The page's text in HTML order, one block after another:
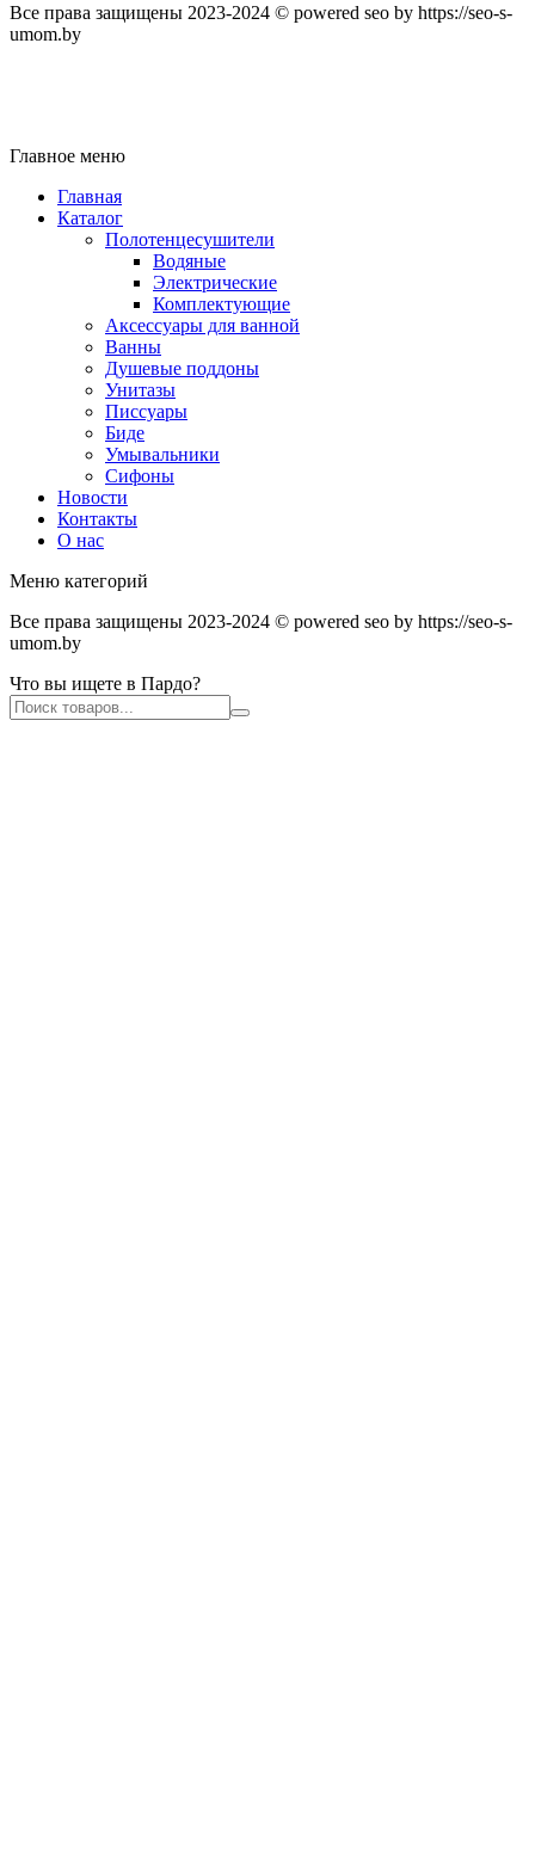
Все права защищены 2023-2024 © powered seo by https://seo-s-
umom.by
Главное меню
Главная
Каталог
Полотенцесушители
Водяные
Электрические
Комплектующие
Аксессуары для ванной
Ванны
Душевые поддоны
Унитазы
Писсуары
Биде
Умывальники
Сифоны
Новости
Контакты
О нас
Меню категорий
Все права защищены 2023-2024 © powered seo by https://seo-s-
umom.by
Что вы ищете в Пардо?